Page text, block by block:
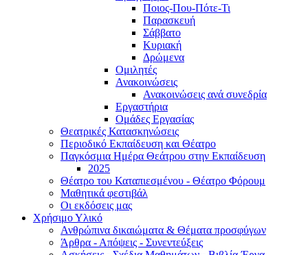
Ποιος-Που-Πότε-Τι
Παρασκευή
Σάββατο
Κυριακή
Δρώμενα
Ομιλητές
Ανακοινώσεις
Ανακοινώσεις ανά συνεδρία
Εργαστήρια
Ομάδες Εργασίας
Θεατρικές Κατασκηνώσεις
Περιοδικό Εκπαίδευση και Θέατρο
Παγκόσμια Ημέρα Θεάτρου στην Εκπαίδευση
2025
Θέατρο του Καταπιεσμένου - Θέατρο Φόρουμ
Μαθητικά φεστιβάλ
Οι εκδόσεις μας
Χρήσιμο Υλικό
Ανθρώπινα δικαιώματα & Θέματα προσφύγων
Άρθρα - Απόψεις - Συνεντεύξεις